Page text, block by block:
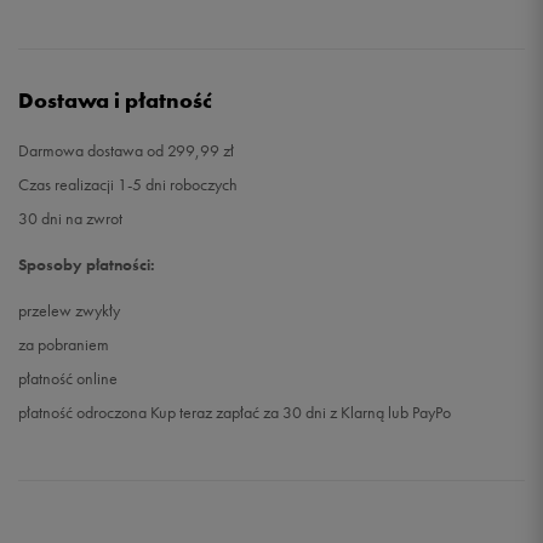
Dostawa i płatność
Darmowa dostawa od 299,99 zł
Czas realizacji 1-5 dni roboczych
30 dni na zwrot
Sposoby płatności:
przelew zwykły
za pobraniem
płatność online
płatność odroczona Kup teraz zapłać za 30 dni z Klarną lub PayPo